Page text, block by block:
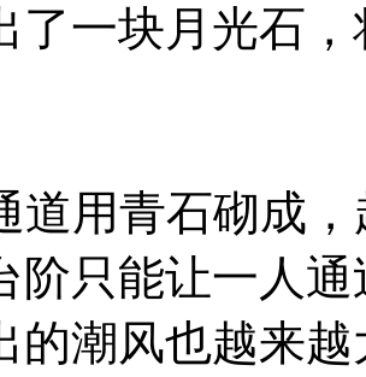
了一块月光石
用青石砌成，
阶只能让一人
的潮风也越来越